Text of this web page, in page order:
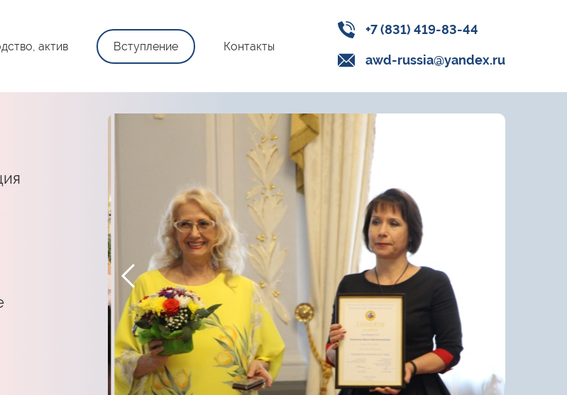
актив Вступление Контакты
+7 (831) 419-83-44
awd-russia@yandex.ru